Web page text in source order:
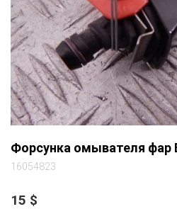
Форсунка омывателя фар
16054823
15 $